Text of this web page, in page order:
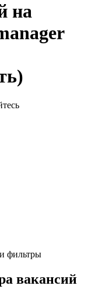
на
фильтры
вакансий